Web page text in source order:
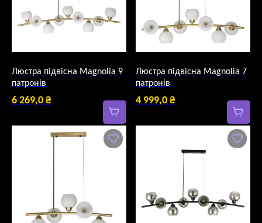
Люстра підвісна Magnolia 9
патронів
6 269,0 ₴
Люстра підвісна Magnolia 7
патронів
4 999,0 ₴